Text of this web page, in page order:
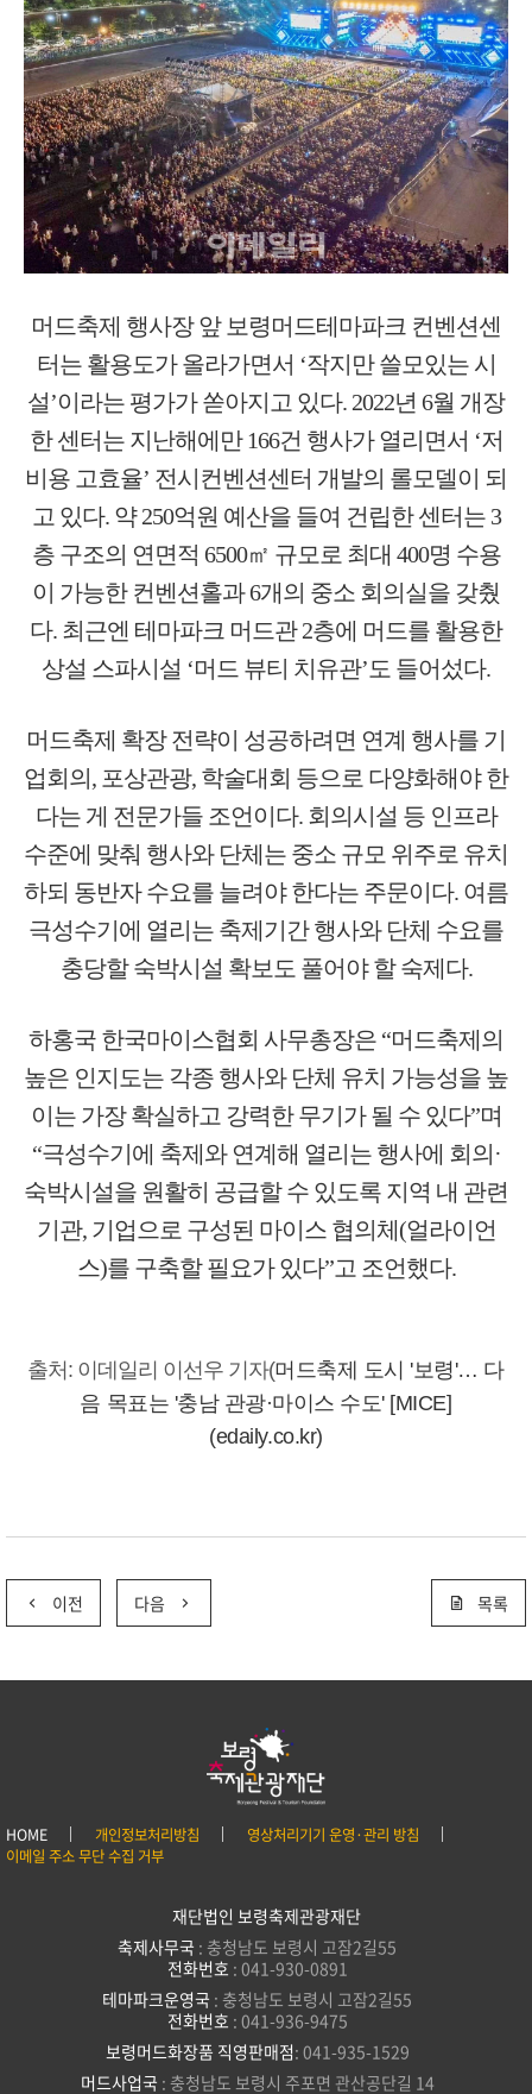
머드축제 행사장 앞 보령머드테마파크 컨벤션센
터는 활용도가 올라가면서 ‘작지만 쓸모있는 시
설’이라는 평가가 쏟아지고 있다. 2022년 6월 개장
한 센터는 지난해에만 166건 행사가 열리면서 ‘저
비용 고효율’ 전시컨벤션센터 개발의 롤모델이 되
고 있다. 약 250억원 예산을 들여 건립한 센터는 3
층 구조의 연면적 6500㎡ 규모로 최대 400명 수용
이 가능한 컨벤션홀과 6개의 중소 회의실을 갖췄
다. 최근엔 테마파크 머드관 2층에 머드를 활용한
상설 스파시설 ‘머드 뷰티 치유관’도 들어섰다.
머드축제 확장 전략이 성공하려면 연계 행사를 기
업회의, 포상관광, 학술대회 등으로 다양화해야 한
다는 게 전문가들 조언이다. 회의시설 등 인프라
수준에 맞춰 행사와 단체는 중소 규모 위주로 유치
하되 동반자 수요를 늘려야 한다는 주문이다. 여름
극성수기에 열리는 축제기간 행사와 단체 수요를
충당할 숙박시설 확보도 풀어야 할 숙제다.
하홍국 한국마이스협회 사무총장은 “머드축제의
높은 인지도는 각종 행사와 단체 유치 가능성을 높
이는 가장 확실하고 강력한 무기가 될 수 있다”며
“극성수기에 축제와 연계해 열리는 행사에 회의·
숙박시설을 원활히 공급할 수 있도록 지역 내 관련
기관, 기업으로 구성된 마이스 협의체(얼라이언
스)를 구축할 필요가 있다”고 조언했다.
출처: 이데일리 이선우 기자(머드축제 도시 '보령'… 다
음 목표는 '충남 관광·마이스 수도' [MICE]
(edaily.co.kr)
이전 다음 목록
HOME 개인정보처리방침
영상처리기기 운영·관리 방침
이메일 주소 무단 수집 거부
재단법인 보령축제관광재단
축제사무국 : 충청남도 보령시 고잠2길55
전화번호 : 041-930-0891
테마파크운영국 : 충청남도 보령시 고잠2길55
전화번호 : 041-936-9475
보령머드화장품 직영판매점: 041-935-1529
머드사업국 : 충청남도 보령시 주포면 관산공단길 14